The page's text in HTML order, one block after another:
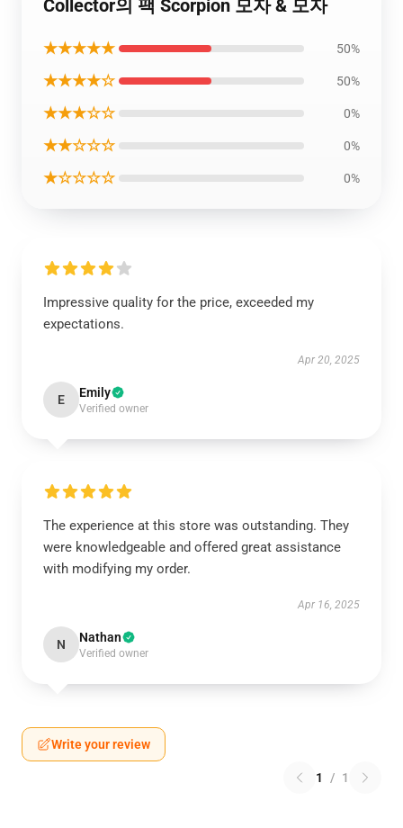
Collector의 팩 Scorpion 모자 & 모자
★★★★★ 50%
★★★★☆ 50%
★★★☆☆ 0%
★★☆☆☆ 0%
★☆☆☆☆ 0%
Impressive quality for the price, exceeded my
expectations.
Apr 20, 2025
E Emily
Verified owner
The experience at this store was outstanding. They
were knowledgeable and offered great assistance
with modifying my order.
Apr 16, 2025
N Nathan
Verified owner
Write your review
1 / 1